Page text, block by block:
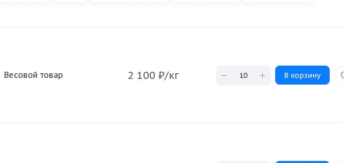
Весовой товар 2 100 ₽/кг В корзину